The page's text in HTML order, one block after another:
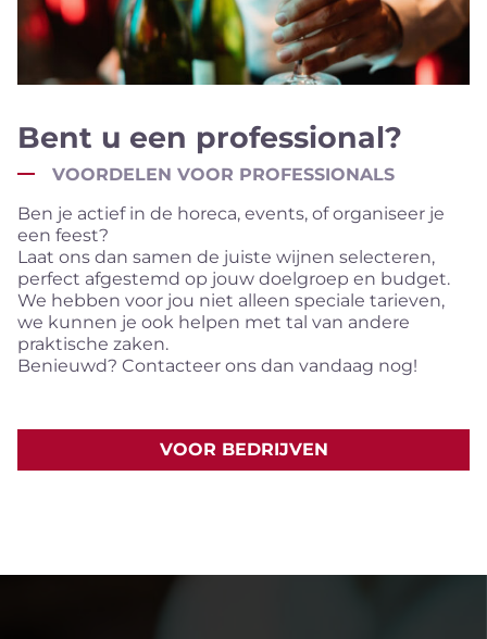
Bent u een professional?
VOORDELEN VOOR PROFESSIONALS
Ben je actief in de horeca, events, of organiseer je
een feest?
Laat ons dan samen de juiste wijnen selecteren,
perfect afgestemd op jouw doelgroep en budget.
We hebben voor jou niet alleen speciale tarieven,
we kunnen je ook helpen met tal van andere
praktische zaken.
Benieuwd? Contacteer ons dan vandaag nog!
VOOR BEDRIJVEN